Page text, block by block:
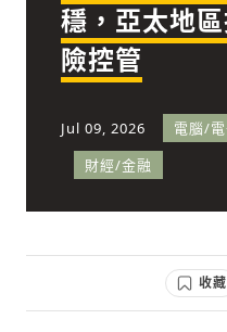
快速連結
穩，亞太地
險控管
Jul 09, 2026 電腦/
財經/金融
收藏